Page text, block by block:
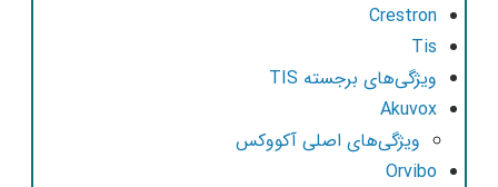
Crestron
Tis
ویژگی‌های برجسته TIS
Akuvox
ویژگی‌های اصلی آکووکس
Orvibo